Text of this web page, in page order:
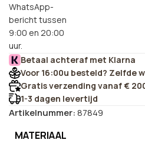
WhatsApp-
bericht tussen
9:00 en 20:00
uur.
Betaal achteraf met Klarna
Voor 16:00u besteld? Zelfde
Gratis verzending vanaf €
1-3 dagen levertijd
Artikelnummer:87849
MATERIAAL